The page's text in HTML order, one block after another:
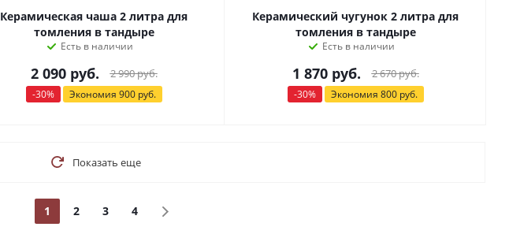
Керамическая чаша 2 литра для
томления в тандыре
Есть в наличии
2 090руб. 2 990руб.
-30% Экономия 900руб.
Керамический чугунок 2 литра для
томления в тандыре
Есть в наличии
1 870руб. 2 670руб.
-30% Экономия 800руб.
Показать еще
1 2 3 4